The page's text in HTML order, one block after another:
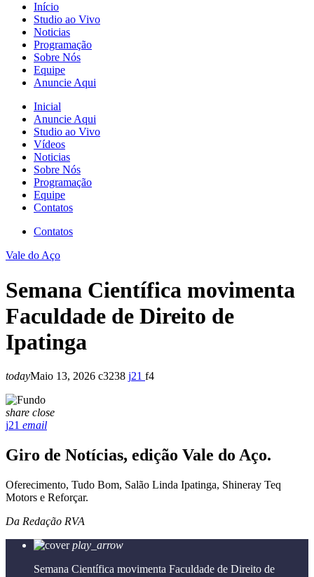
Início
Studio ao Vivo
Noticias
Programação
Sobre Nós
Equipe
Anuncie Aqui
Inicial
Anuncie Aqui
Studio ao Vivo
Vídeos
Noticias
Sobre Nós
Programação
Equipe
Contatos
Contatos
Vale do Aço
Semana Científica movimenta
Faculdade de Direito de
Ipatinga
todayMaio 13, 2026 3238 21 4
share close
21 email
Giro de Notícias, edição Vale do Aço.
Oferecimento, Tudo Bom, Salão Linda Ipatinga, Shineray Teq
Motors e Reforçar.
Da Redação RVA
play_arrow
Semana Científica movimenta Faculdade de Direito de